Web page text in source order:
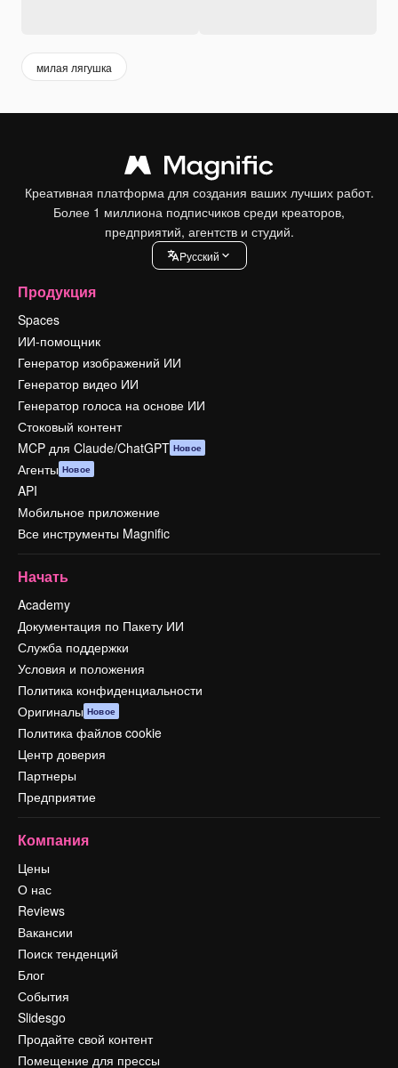
милая лягушка
Креативная платформа для создания ваших лучших работ.
Более 1 миллиона подписчиков среди креаторов,
предприятий, агентств и студий.
Pусский
Продукция
Spaces
ИИ-помощник
Генератор изображений ИИ
Генератор видео ИИ
Генератор голоса на основе ИИ
Стоковый контент
MCP для Claude/ChatGPT Новое
Агенты Новое
API
Мобильное приложение
Все инструменты Magnific
Начать
Academy
Документация по Пакету ИИ
Служба поддержки
Условия и положения
Политика конфиденциальности
Оригиналы Новое
Политика файлов cookie
Центр доверия
Партнеры
Предприятие
Компания
Цены
О нас
Reviews
Вакансии
Поиск тенденций
Блог
События
Slidesgo
Продайте свой контент
Помещение для прессы